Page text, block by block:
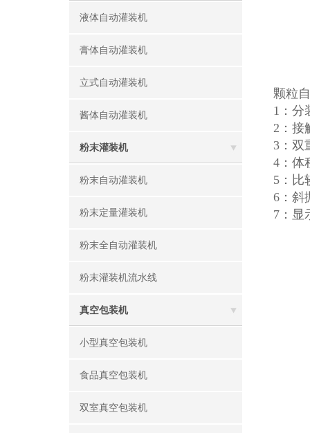
液体自动灌装机
膏体自动灌装机
立式自动灌装机
酱体自动灌装机
粉末灌装机
粉末自动灌装机
粉末定量灌装机
粉末全自动灌装机
粉末灌装机流水线
真空包装机
小型真空包装机
食品真空包装机
双室真空包装机
颗粒
1：分
2：接
3：双
4：体
5：比
6：斜
7：显